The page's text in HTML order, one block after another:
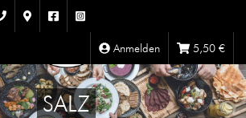
Anmelden 5,50 €
SALZ